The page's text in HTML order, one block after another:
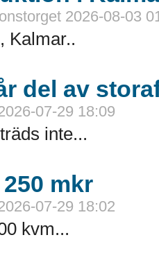
2026-08-03
Kalmar..
del av
07-29 18:09
inte...
mkr
07-29 18:02
kvm...